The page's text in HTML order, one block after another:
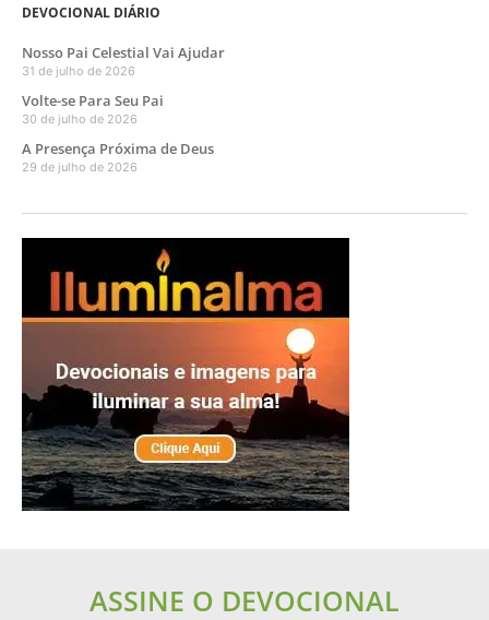
DEVOCIONAL DIÁRIO
Nosso Pai Celestial Vai Ajudar
31 de julho de 2026
Volte-se Para Seu Pai
30 de julho de 2026
A Presença Próxima de Deus
29 de julho de 2026
ASSINE O DEVOCIONAL